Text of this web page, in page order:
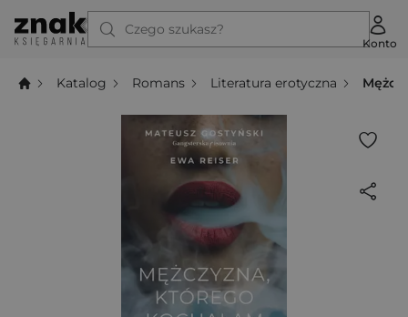
Czego szukasz?
Konto
Katalog Romans Literatura erotyczna